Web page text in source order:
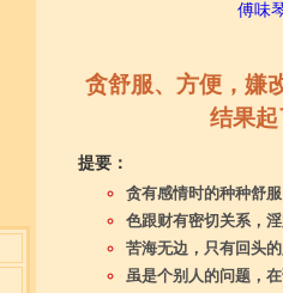
傅味
贪舒服、方便，嫌
结果
提要：
贪有感情时的种种舒
色跟财有密切关系，
苦海无边，只有回头
虽是个别人的问题，